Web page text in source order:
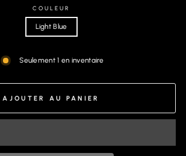
COULEUR
Light Blue
Seulement 1 en inventaire
AJOUTER AU PANIER